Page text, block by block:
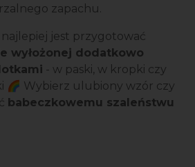
zapachu.
jest przygotować
wyłożonej dodatkowo
- w paski, w kropki czy
🌈 Wybierz ulubiony wzór czy
babeczkowemu szaleństwu